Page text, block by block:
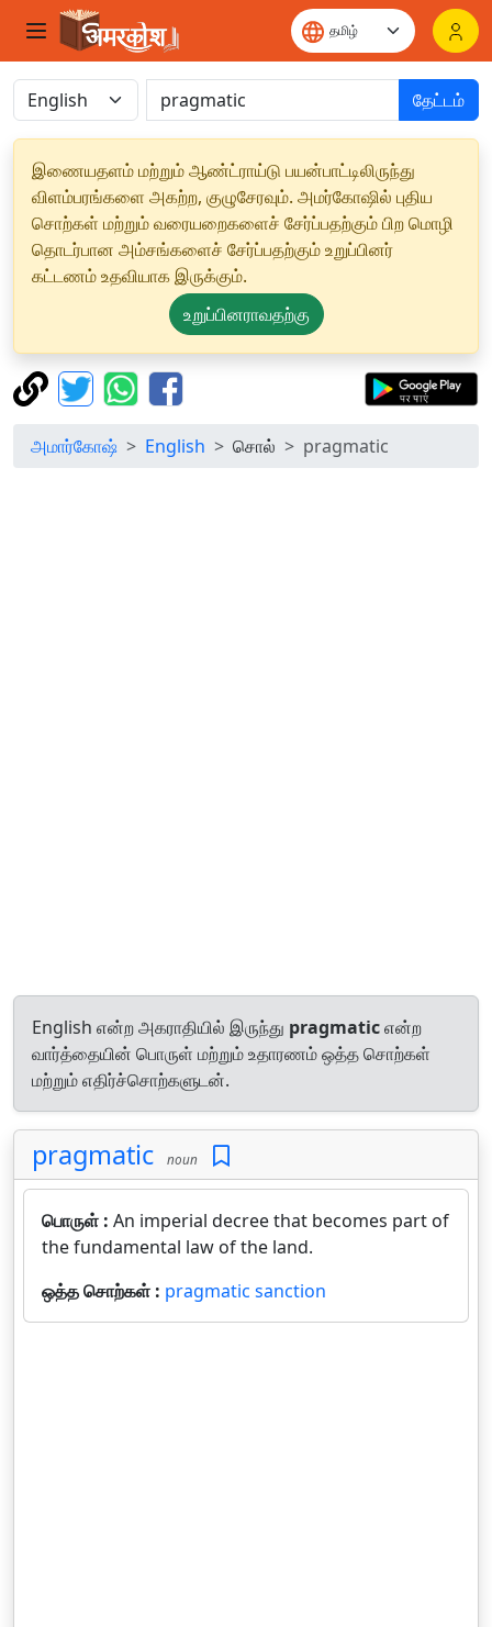
தேட்டம்
இணையதளம் மற்றும் ஆண்ட்ராய்டு பயன்பாட்டிலிருந்து
விளம்பரங்களை அகற்ற, குழுசேரவும். அமர்கோஷில் புதிய
சொற்கள் மற்றும் வரையறைகளைச் சேர்ப்பதற்கும் பிற மொழி
தொடர்பான அம்சங்களைச் சேர்ப்பதற்கும் உறுப்பினர்
கட்டணம் உதவியாக இருக்கும்.
உறுப்பினராவதற்கு
அமார்கோஷ் English சொல் pragmatic
English என்ற அகராதியில் இருந்து pragmaticஎன்ற
வார்த்தையின் பொருள் மற்றும் உதாரணம் ஒத்த சொற்கள்
மற்றும் எதிர்ச்சொற்களுடன்.
pragmatic noun
பொருள் : An imperial decree that becomes part of
the fundamental law of the land.
ஒத்த சொற்கள் : pragmatic sanction